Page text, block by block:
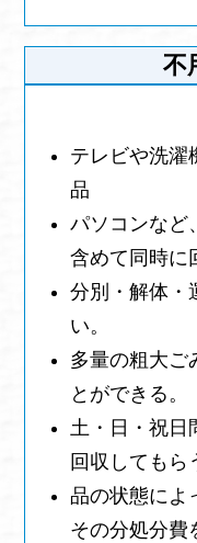
不
テレビや洗濯
品
パソコンなど
含めて同時に
分別・解体・
い。
多量の粗大ご
とができる。
土・日・祝日
回収してもら
品の状態によ
その分処分費